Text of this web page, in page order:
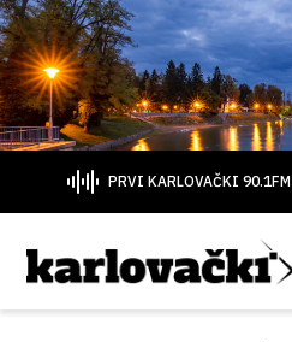
PRVI KARLOVAČKI 90.1FM